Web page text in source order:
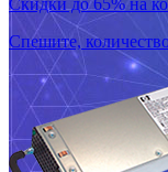
Скидки до 65% на
Спешите,